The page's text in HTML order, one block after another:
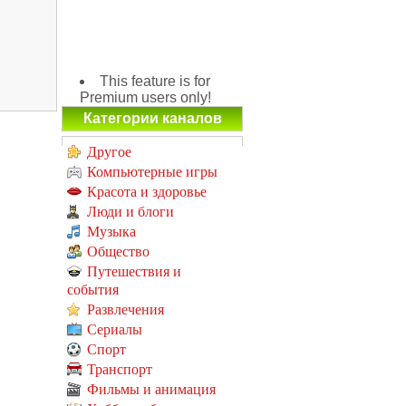
This feature is for
Premium users only!
Категории каналов
Другое
Компьютерные игры
Красота и здоровье
Люди и блоги
Музыка
Общество
Путешествия и
события
Развлечения
Сериалы
Спорт
Транспорт
Фильмы и анимация